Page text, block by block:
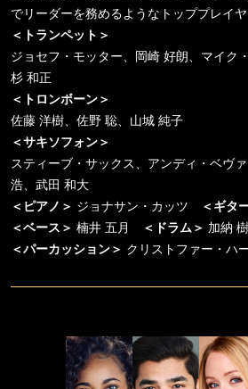
でリーダーを務めるようなトッププレイヤ
＜トランペット＞
ジョセフ・モッター、岡崎 好朗、マイク
杉 和正
＜トロンボーン＞
佐藤 洋樹、佐野 聡、山城 純子
＜サキソフォン＞
スティーブ・サックス、アンディ・ベヴ
浩、武田 和大
＜ピアノ＞ ジョナサン・カッツ ＜ギタ
＜ベース＞ 楠井 五月 ＜ドラム＞ 加納
＜パーカッション＞ クリストファー・ハ